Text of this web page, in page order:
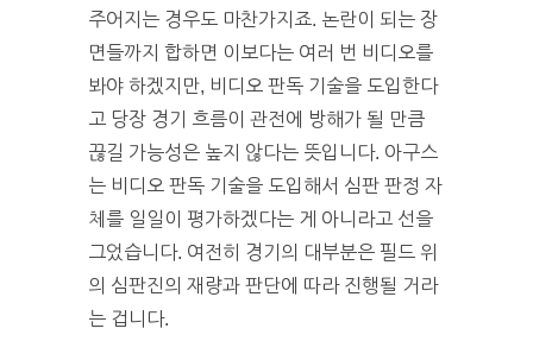
주어지는 경우도 마찬가지죠. 논란이 되는 장
면들까지 합하면 이보다는 여러 번 비디오를
봐야 하겠지만, 비디오 판독 기술을 도입한다
고 당장 경기 흐름이 관전에 방해가 될 만큼
끊길 가능성은 높지 않다는 뜻입니다. 아구스
는 비디오 판독 기술을 도입해서 심판 판정 자
체를 일일이 평가하겠다는 게 아니라고 선을
그었습니다. 여전히 경기의 대부분은 필드 위
의 심판진의 재량과 판단에 따라 진행될 거라
는 겁니다.